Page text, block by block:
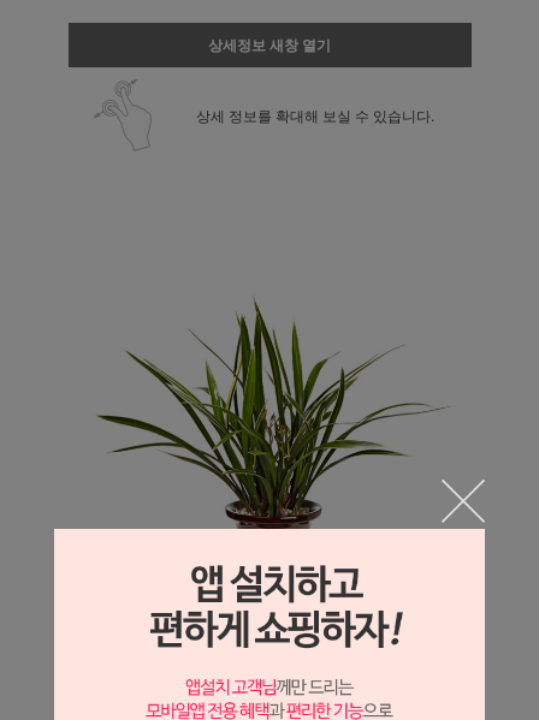
상세정보 새창 열기
상세 정보를 확대해 보실 수 있습니다.